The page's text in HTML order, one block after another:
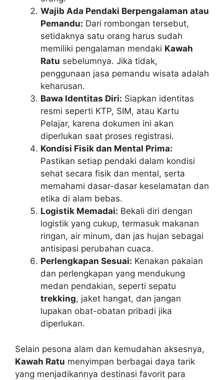
Wajib Ada Pendaki Berpengalaman atau
Pemandu: Dari rombongan tersebut,
setidaknya satu orang harus sudah
memiliki pengalaman mendaki Kawah
Ratu sebelumnya. Jika tidak,
penggunaan jasa pemandu wisata adalah
keharusan.
Bawa Identitas Diri: Siapkan identitas
resmi seperti KTP, SIM, atau Kartu
Pelajar, karena dokumen ini akan
diperlukan saat proses registrasi.
Kondisi Fisik dan Mental Prima:
Pastikan setiap pendaki dalam kondisi
sehat secara fisik dan mental, serta
memahami dasar-dasar keselamatan dan
etika di alam bebas.
Logistik Memadai: Bekali diri dengan
logistik yang cukup, termasuk makanan
ringan, air minum, dan jas hujan sebagai
antisipasi perubahan cuaca.
Perlengkapan Sesuai: Kenakan pakaian
dan perlengkapan yang mendukung
medan pendakian, seperti sepatu
trekking, jaket hangat, dan jangan
lupakan obat-obatan pribadi jika
diperlukan.
Selain pesona alam dan kemudahan aksesnya,
Kawah Ratu menyimpan berbagai daya tarik
yang menjadikannya destinasi favorit para